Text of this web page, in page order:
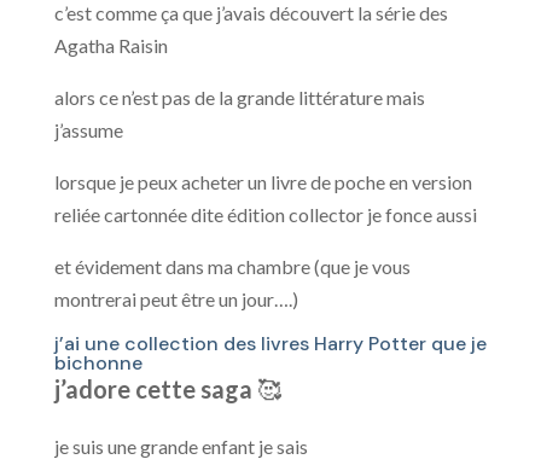
c’est comme ça que j’avais découvert la série des
Agatha Raisin
alors ce n’est pas de la grande littérature mais
j’assume
lorsque je peux acheter un livre de poche en version
reliée cartonnée dite édition collector je fonce aussi
et évidement dans ma chambre (que je vous
montrerai peut être un jour….)
j’ai une collection des livres Harry Potter que je
bichonne
j’adore cette saga 🥰
je suis une grande enfant je sais